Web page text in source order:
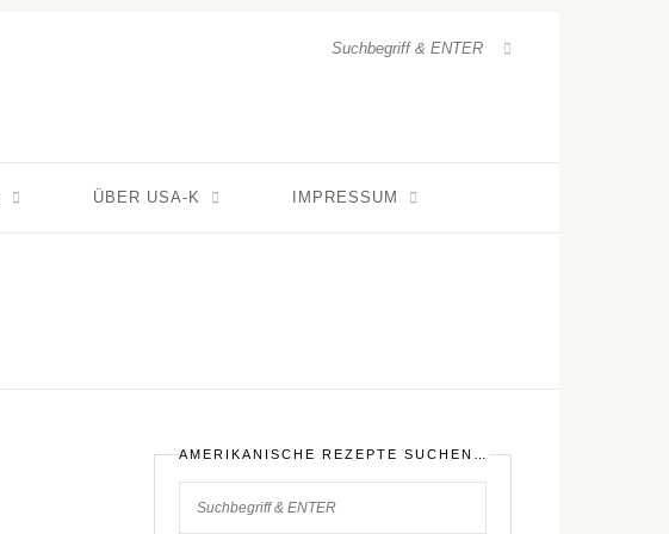
ÜBER USA-K IMPRESSUM
AMERIKANISCHE REZEPTE SUCHEN…